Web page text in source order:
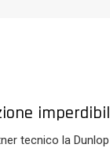
tecnico la